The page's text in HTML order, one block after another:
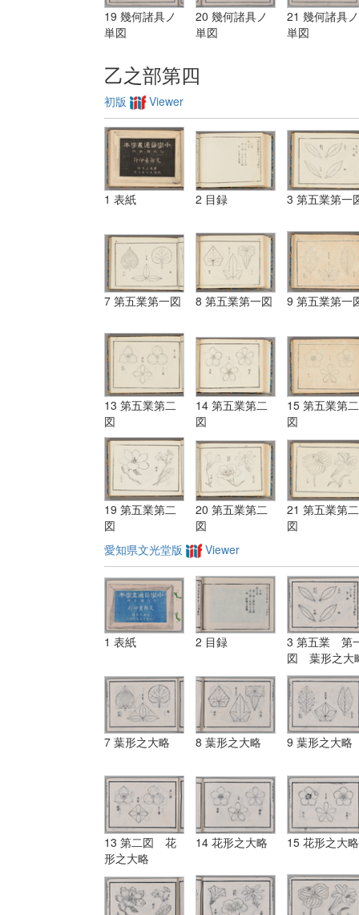
19 幾何諸具ノ
単図
20 幾何諸具ノ
単図
21 幾何諸具ノ
単図
乙之部第四
初版 Viewer
1 表紙 2 目録 3 第五業第一
7 第五業第一図 8 第五業第一図 9 第五業第一
13 第五業第二
図
14 第五業第二
図
15 第五業第二
図
19 第五業第二
図
20 第五業第二
図
21 第五業第二
図
愛知県文光堂版
Viewer
1 表紙 2 目録
3 第五業 第
図 葉形之大
7 葉形之大略 8 葉形之大略 9 葉形之大略
13 第二図 花
形之大略
14 花形之大略 15 花形之大略